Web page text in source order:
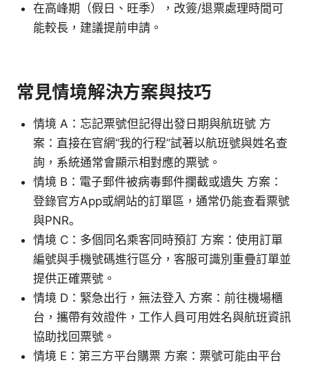
在高峰期（假日、旺季），改簽/退票處理時間可
能較長，建議提前申請。
常見情境解決方案與技巧
情境 A：忘記票號但記得出發日期與航班號 方
案：直接在官網“我的行程”試著以航班號與姓名查
詢，系統通常會顯示相對應的票號。
情境 B：電子郵件被病毒郵件攔截或遺失 方案：
登錄官方App或網站的訂單區，通常仍能查看票號
與PNR。
情境 C：多個同名乘客同時預訂 方案：使用訂單
編號與手機號碼進行區分，客服可識別重疊訂單並
提供正確票號。
情境 D：緊急出行，無法登入 方案：前往機場櫃
台，攜帶有效證件，工作人員可用姓名與航班資訊
協助找回票號。
情境 E：第三方平台購票 方案：票號可能由平台